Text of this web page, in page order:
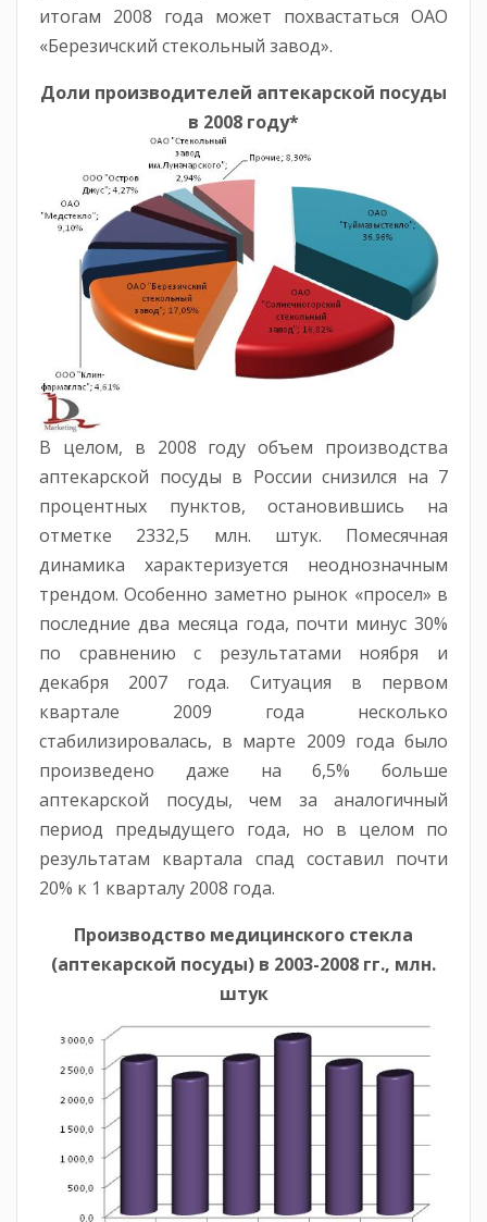
итогам 2008 года может похвастаться ОАО
«Березичский стекольный завод».
Доли производителей аптекарской посуды
в 2008 году*
В целом, в 2008 году объем производства
аптекарской посуды в России снизился на 7
процентных пунктов, остановившись на
отметке 2332,5 млн. штук. Помесячная
динамика характеризуется неоднозначным
трендом. Особенно заметно рынок «просел» в
последние два месяца года, почти минус 30%
по сравнению с результатами ноября и
декабря 2007 года. Ситуация в первом
квартале 2009 года несколько
стабилизировалась, в марте 2009 года было
произведено даже на 6,5% больше
аптекарской посуды, чем за аналогичный
период предыдущего года, но в целом по
результатам квартала спад составил почти
20% к 1 кварталу 2008 года.
Производство медицинского стекла
(аптекарской посуды) в 2003-2008 гг., млн.
штук